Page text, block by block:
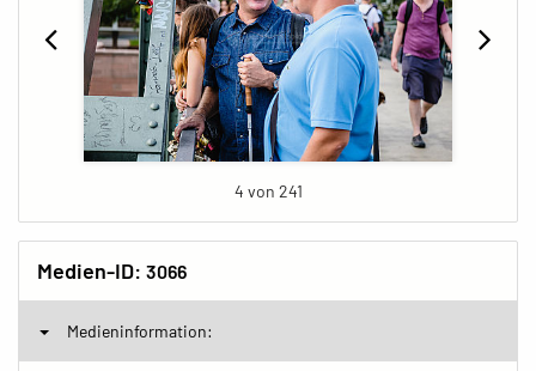
4 von 241
Medien-ID: 3066
Medieninformation: